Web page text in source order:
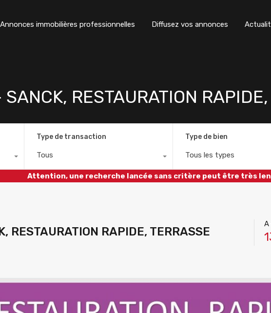
Annonces immobilières professionnelles Diffusez vos annonces
RESTAURATION
Type de transaction
Tous
Type de bien
Tous les types
Attention, une recherche lancée sans critère peut être très
RESTAURATION RAPIDE, TERRASSE
A